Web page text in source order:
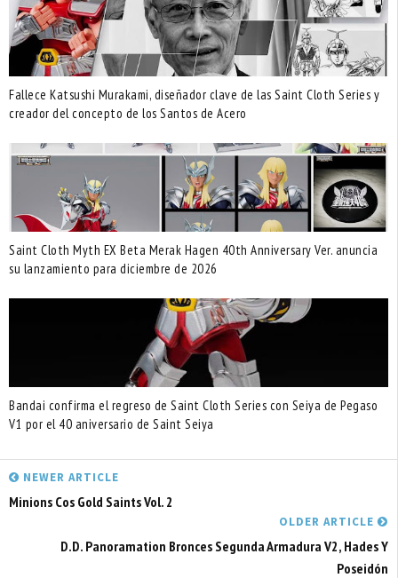
Fallece Katsushi Murakami, diseñador clave de las Saint Cloth Series y
creador del concepto de los Santos de Acero
Saint Cloth Myth EX Beta Merak Hagen 40th Anniversary Ver. anuncia
su lanzamiento para diciembre de 2026
Bandai confirma el regreso de Saint Cloth Series con Seiya de Pegaso
V1 por el 40 aniversario de Saint Seiya
NEWER ARTICLE
Minions Cos Gold Saints Vol. 2
OLDER ARTICLE
D.D. Panoramation Bronces Segunda Armadura V2, Hades Y
Poseidón